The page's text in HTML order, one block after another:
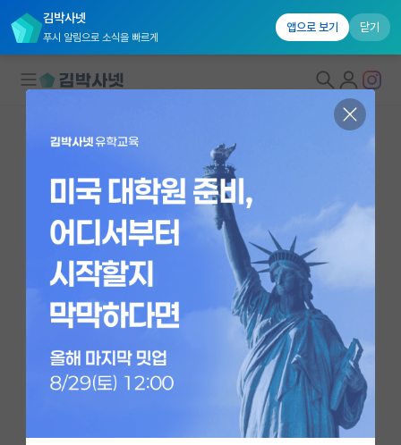
김박사넷
푸시 알림으로 소식을 빠르게
앱으로 보기 닫기
대학원생 모집
국내대학원 정보
연구실&오픈랩
연구실&오픈랩 홈
오픈랩 전체보기
PI 회원 신청
커뮤니티
유학교육
김민경
minkim@gachon.ac.kr
https://sites.google.com/gachon.ac.kr/minlab/